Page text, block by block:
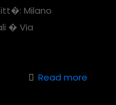
Milano
� Via
Read more